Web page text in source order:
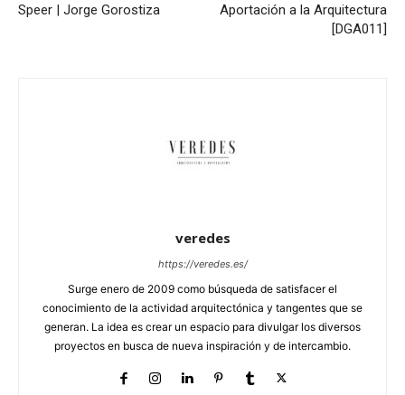
Speer | Jorge Gorostiza
Aportación a la Arquitectura
[DGA011]
veredes
https://veredes.es/
Surge enero de 2009 como búsqueda de satisfacer el
conocimiento de la actividad arquitectónica y tangentes que se
generan. La idea es crear un espacio para divulgar los diversos
proyectos en busca de nueva inspiración y de intercambio.